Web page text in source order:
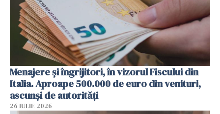
Menajere și îngrijitori, în vizorul Fiscului din
Italia. Aproape 500.000 de euro din venituri,
ascunși de autorități
26 IULIE 2026